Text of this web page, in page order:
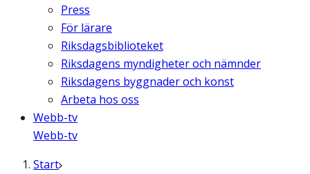
Press
För lärare
Riksdagsbiblioteket
Riksdagens myndigheter och nämnder
Riksdagens byggnader och konst
Arbeta hos oss
Webb-tv
Webb-tv
Start